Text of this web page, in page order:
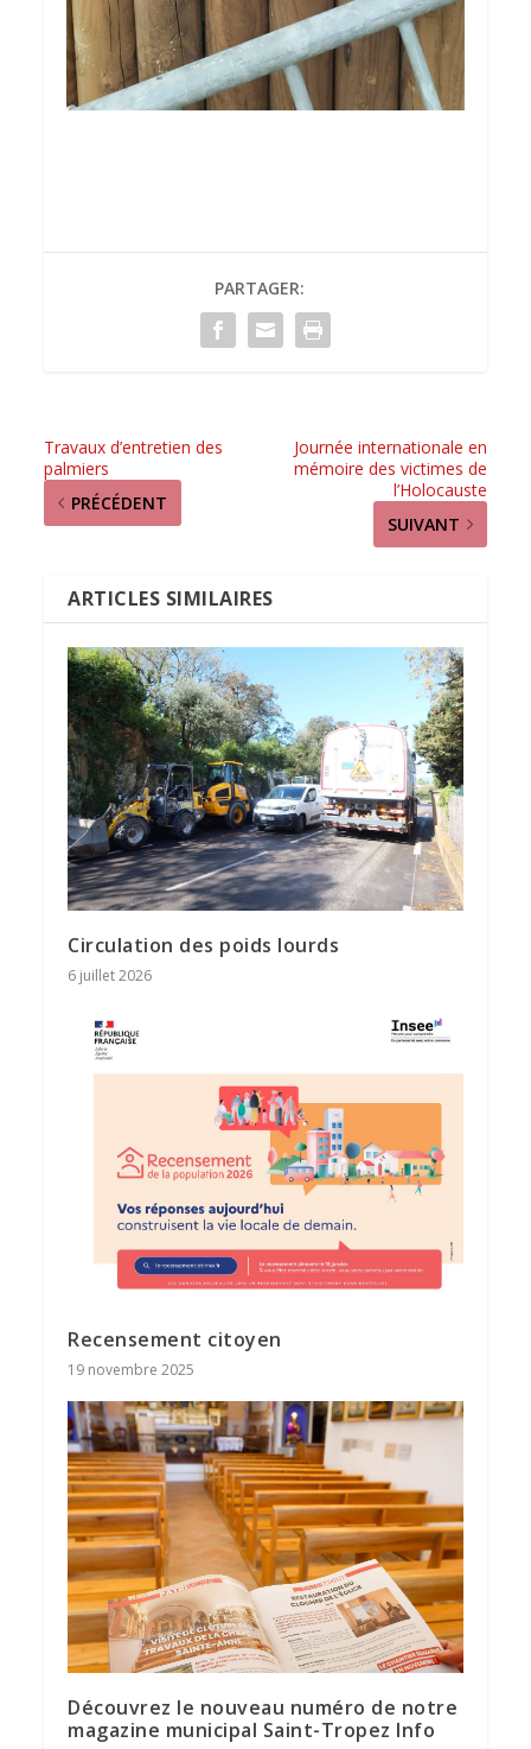
PARTAGER:
Travaux d’entretien des
palmiers
PRÉCÉDENT
Journée internationale en
mémoire des victimes de
l’Holocauste
SUIVANT
ARTICLES SIMILAIRES
Circulation des poids lourds
6 juillet 2026
Recensement citoyen
19 novembre 2025
Découvrez le nouveau numéro de notre
magazine municipal Saint-Tropez Info